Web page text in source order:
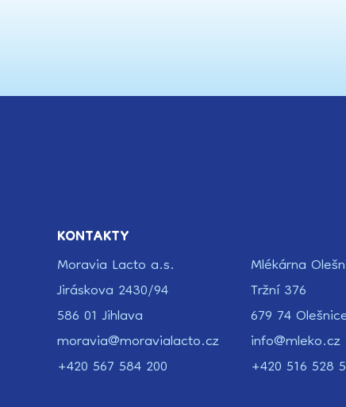
KONTAKTY
Moravia Lacto a.s.
Jiráskova 2430/94
586 01 Jihlava
moravia@moravialacto.cz
+420 567 584 200
Mlékárna
Tržní 376
679 74
info@mleko.cz
+420 516 528